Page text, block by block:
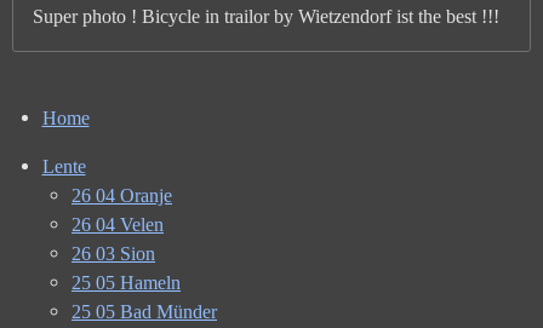
Super photo ! Bicycle in trailor by Wietzendorf ist the best !!!
Home
Lente
26 04 Oranje
26 04 Velen
26 03 Sion
25 05 Hameln
25 05 Bad Münder